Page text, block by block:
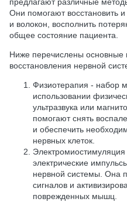
предлагают различные
Они помогают восстановить
и волокон, восполнить
общее состояние пациента.
Ниже перечислены основные
восстановления нервной
Физиотерапия - набор
использовании
ультразвука или
помогают снять
и обеспечить
нервных клеток.
электрические
нервной системы. Она
сигналов и
поврежденных мышц.